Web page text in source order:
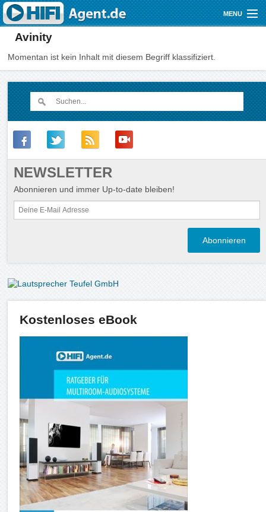
Direkt zum Inhalt
MENU
Gutscheine
Video
Mobile
Shop
Avinity
Momentan ist kein Inhalt mit diesem Begriff klassifiziert.
NEWSLETTER
Abonnieren und immer Up-to-date bleiben!
Kostenloses eBook